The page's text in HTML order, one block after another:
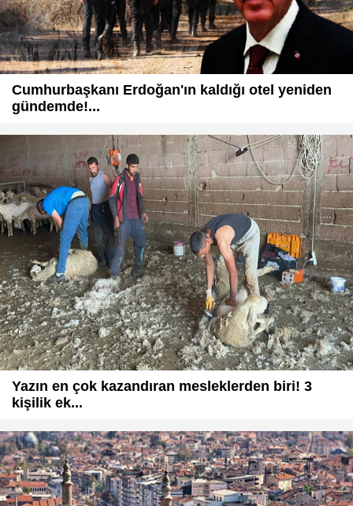
Cumhurbaşkanı Erdoğan'ın kaldığı otel yeniden
gündemde!...
Yazın en çok kazandıran mesleklerden biri! 3
kişilik ek...